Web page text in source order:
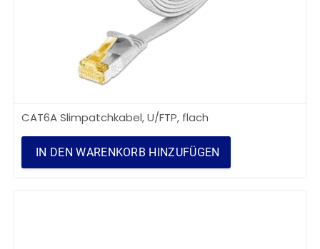
CAT6A Slimpatchkabel, U/FTP, flach
IN DEN WARENKORB HINZUFÜGEN